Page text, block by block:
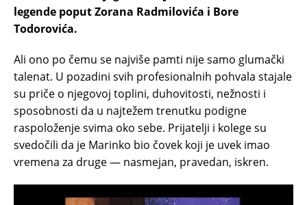
legende poput Zorana Radmilovića i Bore
Todorovića.
Ali ono po čemu se najviše pamti nije samo glumački
talenat. U pozadini svih profesionalnih pohvala stajale
su priče o njegovoj toplini, duhovitosti, nežnosti i
sposobnosti da u najtežem trenutku podigne
raspoloženje svima oko sebe. Prijatelji i kolege su
svedočili da je Marinko bio čovek koji je uvek imao
vremena za druge — nasmejan, pravedan, iskren.